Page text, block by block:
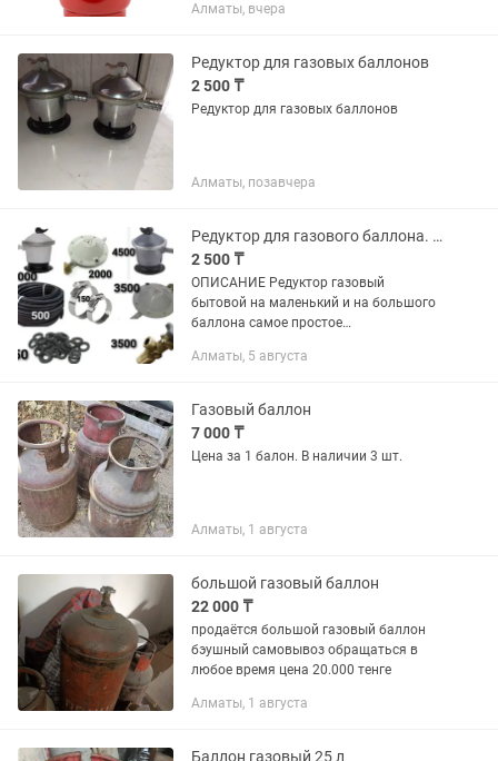
Алматы, вчера
Редуктор для газовых баллонов
2 500 ₸
Редуктор для газовых баллонов
Алматы, позавчера
Редуктор для газового баллона. Редуктор. Шланг. Хомут. Вентиль
2 500 ₸
ОПИСАНИЕ Редуктор газовый
бытовой на маленький и на большого
баллона самое простое
вашу газовую плитку. --Задача
оптимальное...
Алматы, 5 августа
Газовый баллон
7 000 ₸
Цена за 1 балон. В наличии 3 шт.
Алматы, 1 августа
большой газовый баллон
22 000 ₸
продаётся большой газовый баллон
бэушный самовывоз обращаться в
любое время цена 20.000 тенге
Алматы, 1 августа
Баллон газовый 25 л